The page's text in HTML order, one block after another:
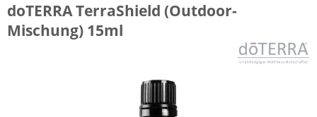
doTERRA TerraShield (Outdoor-
Mischung) 15ml